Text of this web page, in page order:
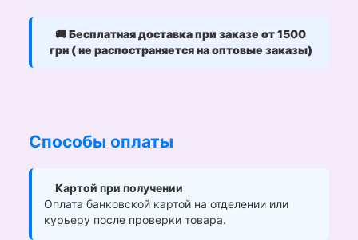
🚚Бесплатная доставка при заказе от 1500
грн ( не распостраняется на оптовые заказы)
Способы оплаты
Картой при получении
Оплата банковской картой на отделении или
курьеру после проверки товара.